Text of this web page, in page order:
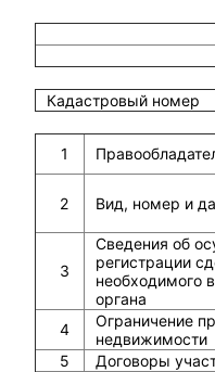
Кадастровый номер
1
2 Вид, номер и
3
Сведения об
регистрации
необходимого
органа
4
Ограничение
недвижимости
5
Договоры